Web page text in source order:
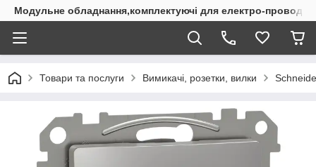
Модульне обладнання,комплектуючі для електро-проводки
Товари та послуги Вимикачі, розетки, вилки